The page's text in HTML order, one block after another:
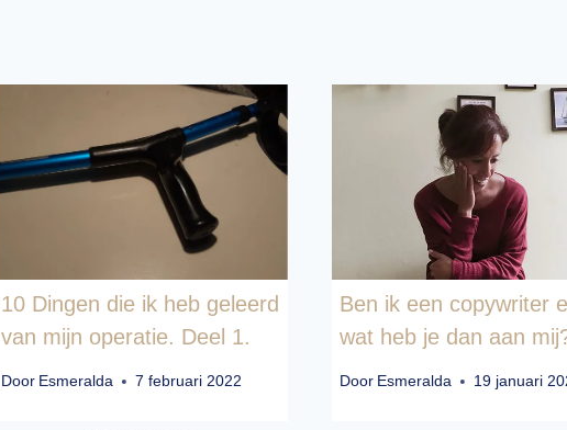
10 Dingen die ik heb geleerd
van mijn operatie. Deel 1.
Door Esmeralda 7 februari 2022
Ben ik een copywriter
wat heb je dan aan
Door Esmeralda 19 januari